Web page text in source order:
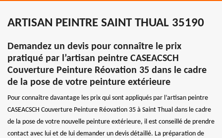
ARTISAN PEINTRE SAINT THUAL 35190
Demandez un devis pour connaître le prix
pratiqué par l’artisan peintre CASEACSCH
Couverture Peinture Réovation 35 dans le cadre
de la pose de votre peinture extérieure
Pour connaître davantage les prix qui sont appliqués par l’artisan peintre
CASEACSCH Couverture Peinture Réovation 35 à Saint Thual dans le cadre
de la pose de votre nouvelle peinture extérieure, il est conseillé de prendre
contact avec lui et de lui demander un devis détaillé. La préparation de